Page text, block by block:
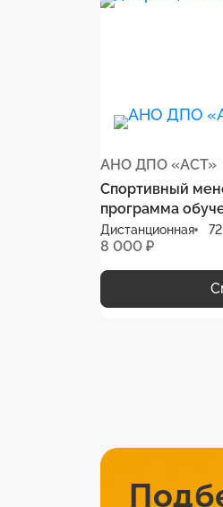
АНО ДПО «АСТ»
Спортивный
программа
Дистанционная
8 000 ₽